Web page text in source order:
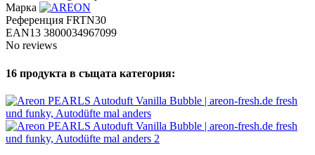
Марка
Референция FRTN30
EAN13 3800034967099
No reviews
16 продукта в същата категория: